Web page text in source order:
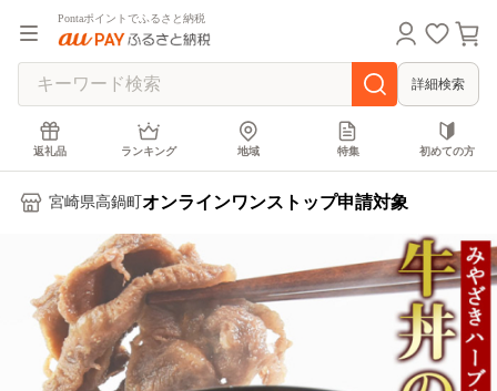
Pontaポイントでふるさと納税
詳細検索
返礼品 ランキング 地域 特集 初めての方
宮崎県高鍋町 オンラインワンストップ申請対象